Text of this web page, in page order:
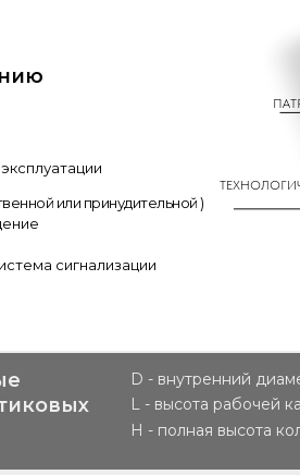
D - внутренний
L - высота рабочей
H - полная высота
или принудительной )
сигнализации